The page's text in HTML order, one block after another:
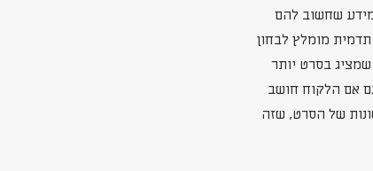
שחשוב להם
מומלץ לבחון
בסרט יותר
אם הלקוח חושב
שהדברים הכי חשובים נמצאים ב 30 שניות הראשונות של הסרט, שזה